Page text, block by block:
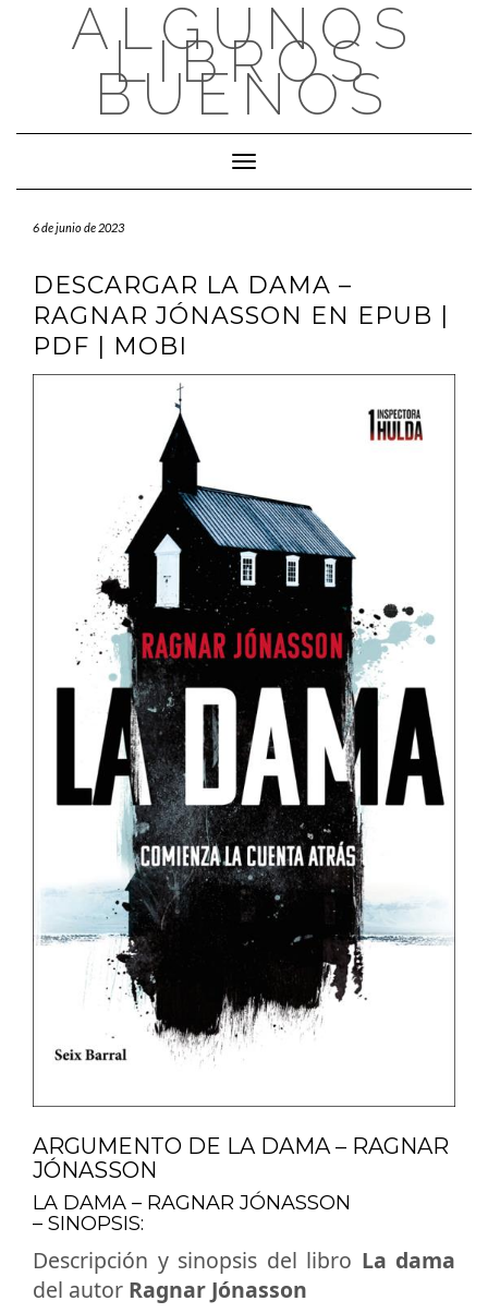
ALGUNOS
LIBROS
BUENOS
Cambiar modo de navegación
6 de junio de 2023
DESCARGAR LA DAMA –
RAGNAR JÓNASSON EN EPUB |
PDF | MOBI
ARGUMENTO DE LA DAMA – RAGNAR
JÓNASSON
LA DAMA – RAGNAR JÓNASSON
– SINOPSIS:
Descripción y sinopsis del libro La dama
del autor Ragnar Jónasson